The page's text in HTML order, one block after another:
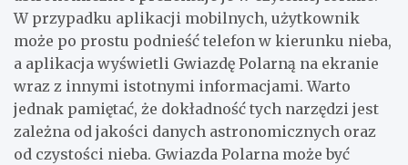
W przypadku aplikacji mobilnych, użytkownik
może po prostu podnieść telefon w kierunku nieba,
a aplikacja wyświetli Gwiazdę Polarną na ekranie
wraz z innymi istotnymi informacjami. Warto
jednak pamiętać, że dokładność tych narzędzi jest
zależna od jakości danych astronomicznych oraz
od czystości nieba. Gwiazda Polarna może być